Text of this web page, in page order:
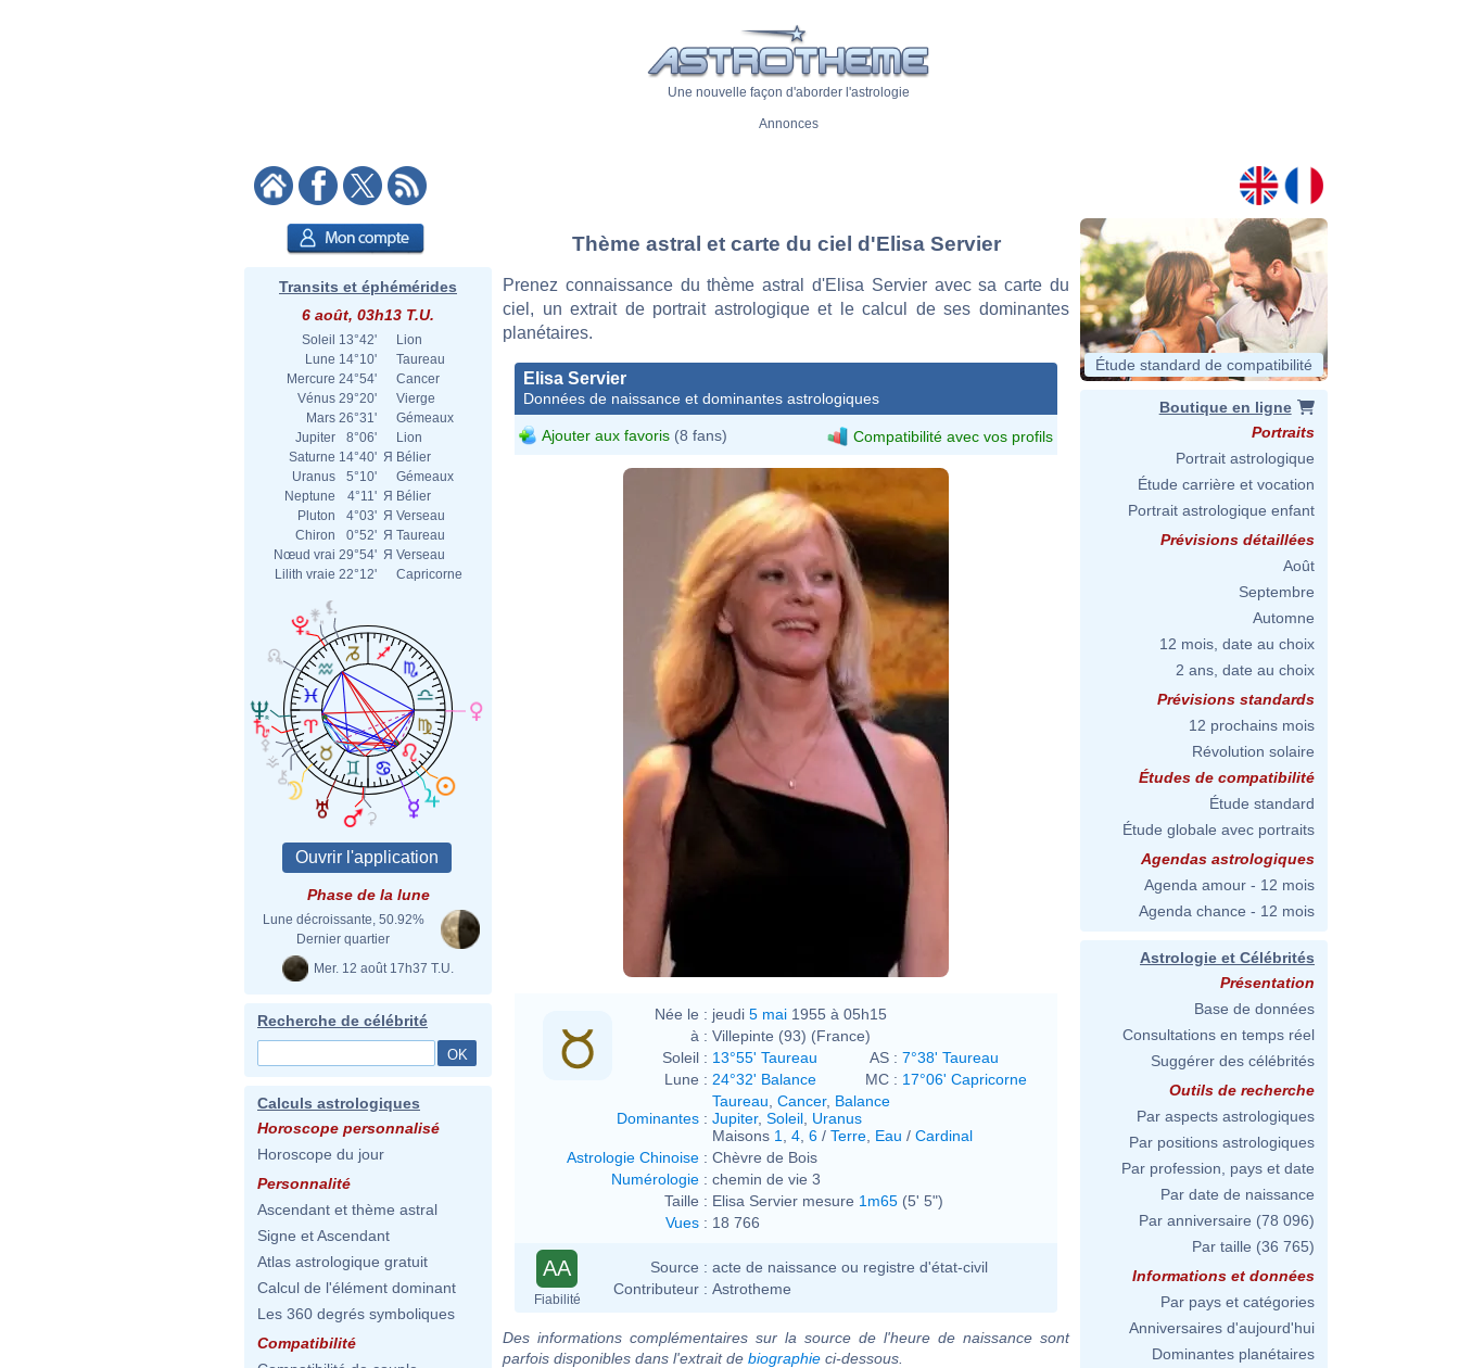
Une nouvelle façon d'aborder l'astrologie
Annonces
Transits et éphémérides
6 août, 03h13 T.U.
Soleil 13°42'
Lion
Lune 14°10'
Taureau
Mercure 24°54'
Cancer
Vénus 29°20'
Vierge
Mars 26°31'
Gémeaux
Jupiter
8°06'
Lion
Saturne 14°40' Я Bélier
Uranus
5°10'
Gémeaux
Neptune
4°11' Я Bélier
Pluton
4°03' Я Verseau
Chiron
0°52' Я Taureau
Nœud vrai 29°54' Я Verseau
Lilith vraie 22°12' Capricorne
Phase de la lune
Lune décroissante, 50.92%
Dernier quartier
Mer. 12 août 17h37 T.U.
Recherche de célébrité
Calculs astrologiques
Horoscope personnalisé
Horoscope du jour
Personnalité
Ascendant et thème astral
Signe et Ascendant
Atlas astrologique gratuit
Calcul de l'élément dominant
Les 360 degrés symboliques
Compatibilité
Thème astral et carte du ciel d'Elisa Servier
Prenez connaissance du thème astral d'Elisa Servier avec sa carte du
ciel, un extrait de portrait astrologique et le calcul de ses dominantes
planétaires.
Elisa Servier
Données de naissance et dominantes astrologiques
Ajouter aux favoris (8 fans) Compatibilité avec vos profils
Née le : jeudi 5 mai 1955 à 05h15
à : Villepinte (93) (France)
Soleil : 13°55' Taureau AS : 7°38' Taureau
Lune : 24°32' Balance MC : 17°06' Capricorne
Dominantes :
Taureau Cancer, Balance
Jupiter, Soleil Uranus
Maisons 1 4 6 / Terre Eau / Cardinal
Astrologie Chinoise : Chèvre de Bois
Numérologie : chemin de vie 3
Taille : Elisa Servier mesure 1m65 (5' 5")
Vues : 18 766
AA
Fiabilité
Source : acte de naissance ou registre d'état-civil
Contributeur : Astrotheme
Des informations complémentaires sur la source de l'heure de naissance sont
parfois disponibles dans l'extrait de biographie ci-dessous.
Étude standard de compatibilité
Boutique en ligne
Portraits
Portrait astrologique
Étude carrière et vocation
Portrait astrologique enfant
Prévisions détaillées
Août
Septembre
Automne
12 mois, date au choix
2 ans, date au choix
Prévisions standards
12 prochains mois
Révolution solaire
Études de compatibilité
Étude standard
Étude globale avec portraits
Agendas astrologiques
Agenda amour - 12 mois
Agenda chance - 12 mois
Astrologie et Célébrités
Présentation
Base de données
Consultations en temps réel
Suggérer des célébrités
Outils de recherche
Par aspects astrologiques
Par positions astrologiques
Par profession, pays et date
Par date de naissance
Par anniversaire (78 096)
Par taille (36 765)
Informations et données
Par pays et catégories
Anniversaires d'aujourd'hui
Dominantes planétaires